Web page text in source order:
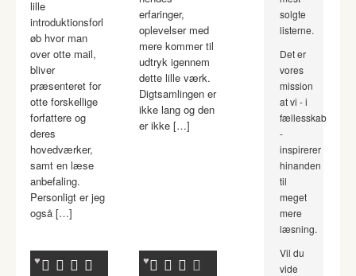
lille
introduktionsforl
øb hvor man
over otte mail,
bliver
præsenteret for
otte forskellige
forfattere og
deres
hovedværker,
samt en læse
anbefaling.
Personligt er jeg
også […]
erfaringer,
oplevelser med
mere kommer til
udtryk igennem
dette lille værk.
Digtsamlingen er
ikke lang og den
er ikke […]
solgte
listerne.
Det er
vores
mission
at vi - i
fællesskab
-
inspirerer
hinanden
til
meget
mere
læsning.
Vil du
vide